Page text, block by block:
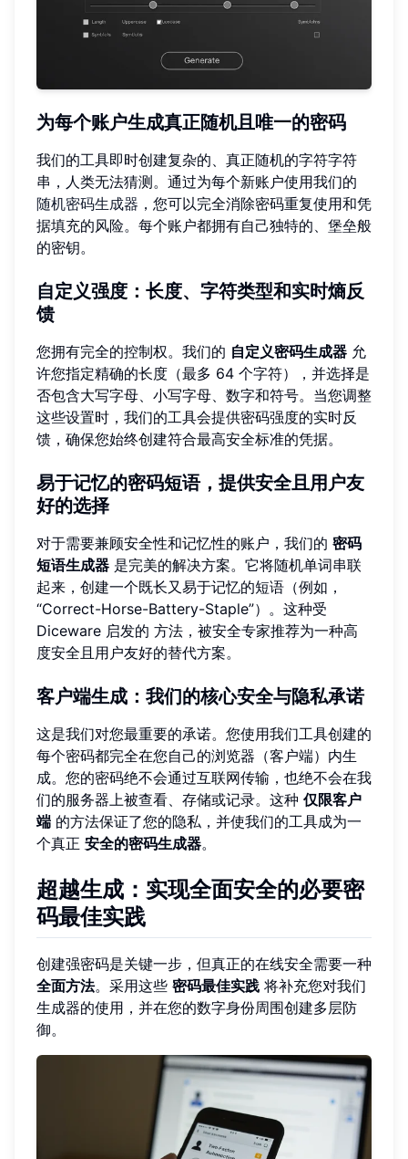
为每个账户生成真正随机且唯一的密码
我们的工具即时创建复杂的、真正随机的字符字符
串，人类无法猜测。通过为每个新账户使用我们的
随机密码生成器 ，您可以完全消除密码重复使用和凭
据填充的风险。每个账户都拥有自己独特的、堡垒般
的密钥。
自定义强度：长度、字符类型和实时熵反
馈
您拥有完全的控制权。我们的 自定义密码生成器 允
许您指定精确的长度（最多 64 个字符），并选择是
否包含大写字母、小写字母、数字和符号。当您调整
这些设置时，我们的工具会提供密码强度的实时反
馈，确保您始终创建符合最高安全标准的凭据。
易于记忆的密码短语，提供安全且用户友
好的选择
对于需要兼顾安全性和记忆性的账户，我们的 密码
短语生成器 是完美的解决方案。它将随机单词串联
起来，创建一个既长又易于记忆的短语（例如，
“Correct-Horse-Battery-Staple”）。这种受
Diceware 启发的 方法，被安全专家推荐为一种高
度安全且用户友好的替代方案。
客户端生成：我们的核心安全与隐私承诺
这是我们对您最重要的承诺。您使用我们工具创建的
每个密码都完全在您自己的浏览器（客户端）内生
成。您的密码绝不会通过互联网传输，也绝不会在我
们的服务器上被查看、存储或记录。这种 仅限客户
端 的方法保证了您的隐私，并使我们的工具成为一
个真正 安全的密码生成器。
超越生成：实现全面安全的必要密
码最佳实践
创建强密码是关键一步，但真正的在线安全需要一种
全面方法。采用这些 密码最佳实践 将补充您对我们
生成器的使用，并在您的数字身份周围创建多层防
御。